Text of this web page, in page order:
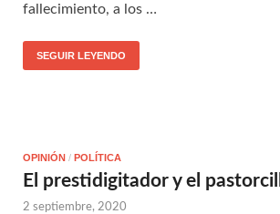
fallecimiento, a los …
SEGUIR LEYENDO
OPINIÓN / POLÍTICA
El prestidigitador y el
2 septiembre, 2020